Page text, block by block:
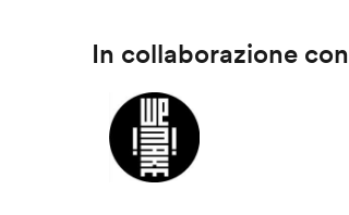
In collaborazione con